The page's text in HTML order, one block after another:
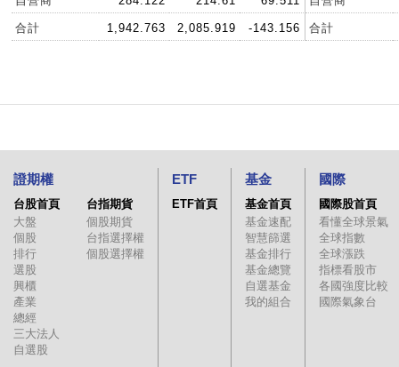
合計 1,942.763 2,085.919 -143.156 合計
證期權
台股首頁
大盤
個股
排行
選股
興櫃
產業
總經
三大法人
自選股
台指期貨
個股期貨
台指選擇權
個股選擇權
ETF
ETF首頁
基金
基金首頁
基金速配
智慧篩選
基金排行
基金總覽
自選基金
我的組合
國際
國際股首頁
看懂全球景氣
全球指數
全球漲跌
指標看股市
各國強度比較
國際氣象台